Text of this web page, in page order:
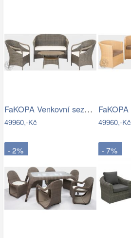
FaKOPA Venkovní sezení z umělého…
49960,-Kč 49960,-Kč
- 2% - 7%